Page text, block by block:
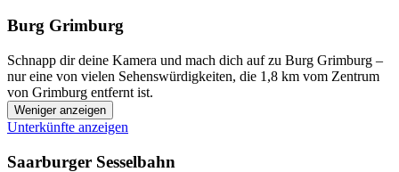
Burg Grimburg
Schnapp dir deine Kamera und mach dich auf zu Burg Grimburg –
nur eine von vielen Sehenswürdigkeiten, die 1,8 km vom Zentrum
von Grimburg entfernt ist.
Weniger anzeigen
Unterkünfte anzeigen
Saarburger Sesselbahn